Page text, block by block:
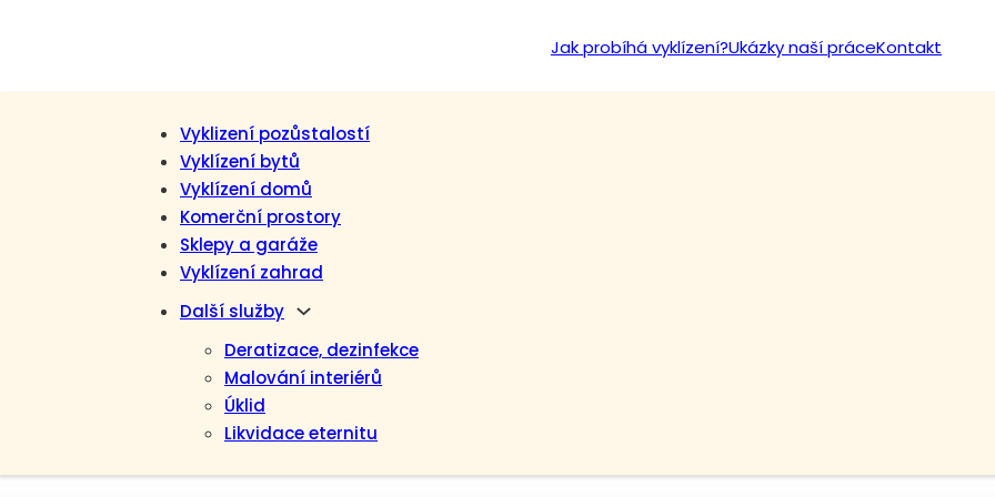
Jak probíhá vyklízení?Ukázky naší práceKontakt
Vyklizení pozůstalostí
Vyklízení bytů
Vyklízení domů
Komerční prostory
Sklepy a garáže
Vyklízení zahrad
Další služby
Deratizace, dezinfekce
Malování interiérů
Úklid
Likvidace eternitu